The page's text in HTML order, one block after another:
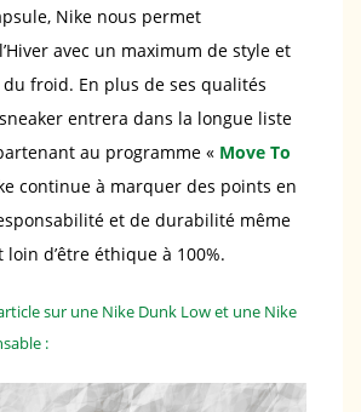
Nike nous permet
avec un maximum de style et
froid. En plus de ses qualités
entrera dans la longue liste
au programme « Move To
continue à marquer des points en
et de durabilité même
d’être éthique à 100%.
sur une Nike Dunk Low et une Nike
: